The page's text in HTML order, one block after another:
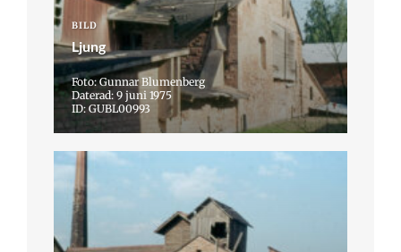
BILD
Ljung
Foto: Gunnar Blumenberg
Daterad: 9 juni 1975
ID: GUBL00993